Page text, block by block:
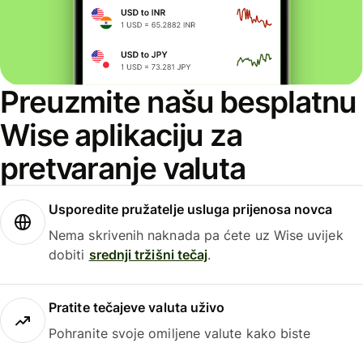
Preuzmite našu besplatnu
Wise aplikaciju za
pretvaranje valuta
Usporedite pružatelje usluga prijenosa novca
Nema skrivenih naknada pa ćete uz Wise uvijek
dobiti srednji tržišni tečaj.
Pratite tečajeve valuta uživo
Pohranite svoje omiljene valute kako biste